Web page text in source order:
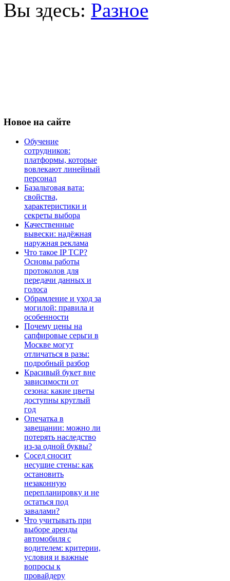
Вы здесь: Разное
Новое на сайте
Обучение
сотрудников:
платформы, которые
вовлекают линейный
персонал
Базальтовая вата:
свойства,
характеристики и
секреты выбора
Качественные
вывески: надёжная
наружная реклама
Что такое IP TCP?
Основы работы
протоколов для
передачи данных и
голоса
Обрамление и уход за
могилой: правила и
особенности
Почему цены на
сапфировые серьги в
Москве могут
отличаться в разы:
подробный разбор
Красивый букет вне
зависимости от
сезона: какие цветы
доступны круглый
год
Опечатка в
завещании: можно ли
потерять наследство
из-за одной буквы?
Сосед сносит
несущие стены: как
остановить
незаконную
перепланировку и не
остаться под
завалами?
Что учитывать при
выборе аренды
автомобиля с
водителем: критерии,
условия и важные
вопросы к
провайдеру